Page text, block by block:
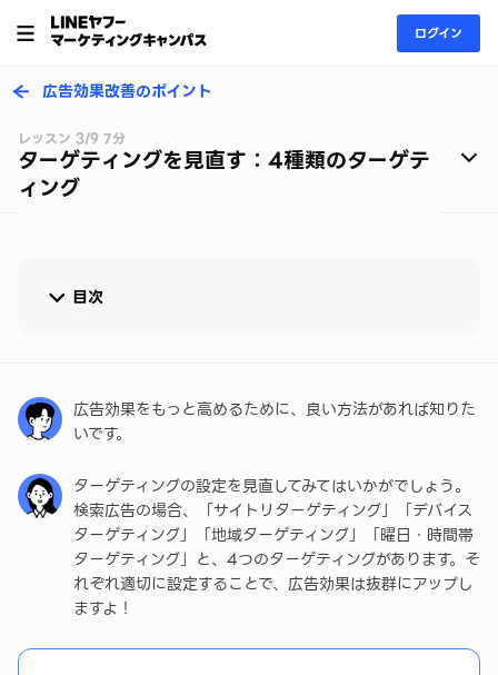
ログイン
広告効果改善のポイント
レッスン 3/9 7分
ターゲティングを見直す：4種類のターゲテ
ィング
目次
デバイスターゲティングを設定する
地域ターゲティングを設定する
曜日・時間帯ターゲティングを設定する
パフォーマンスレポートで、ターゲティングの配信実
績を確認する
広告効果をもっと高めるために、良い方法があれば知りた
いです。
ターゲティングの設定を見直してみてはいかがでしょう。
検索広告の場合、「サイトリターゲティング」「デバイス
ターゲティング」「地域ターゲティング」「曜日・時間帯
ターゲティング」と、4つのターゲティングがあります。そ
れぞれ適切に設定することで、広告効果は抜群にアップし
ますよ！